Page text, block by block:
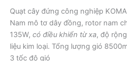
Quạt cây đứng công nghiệp
Nam mô tơ dây đồng, rotor nam
135W, có điều khiển từ xa, độ
liệu kim loại. Tổng lượng gió
3 tốc độ gió